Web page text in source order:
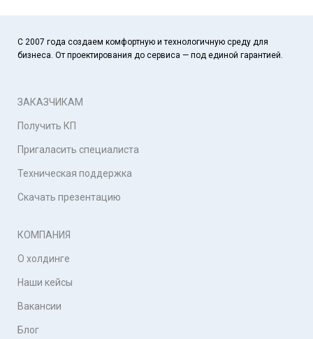
С 2007 года создаем комфортную и технологичную среду для
бизнеса. От проектирования до сервиса — под единой гарантией.
ЗАКАЗЧИКАМ
Получить КП
Пригаласить специалиста
Техническая поддержка
Скачать презентацию
КОМПАНИЯ
О холдинге
Наши кейсы
Вакансии
Блог